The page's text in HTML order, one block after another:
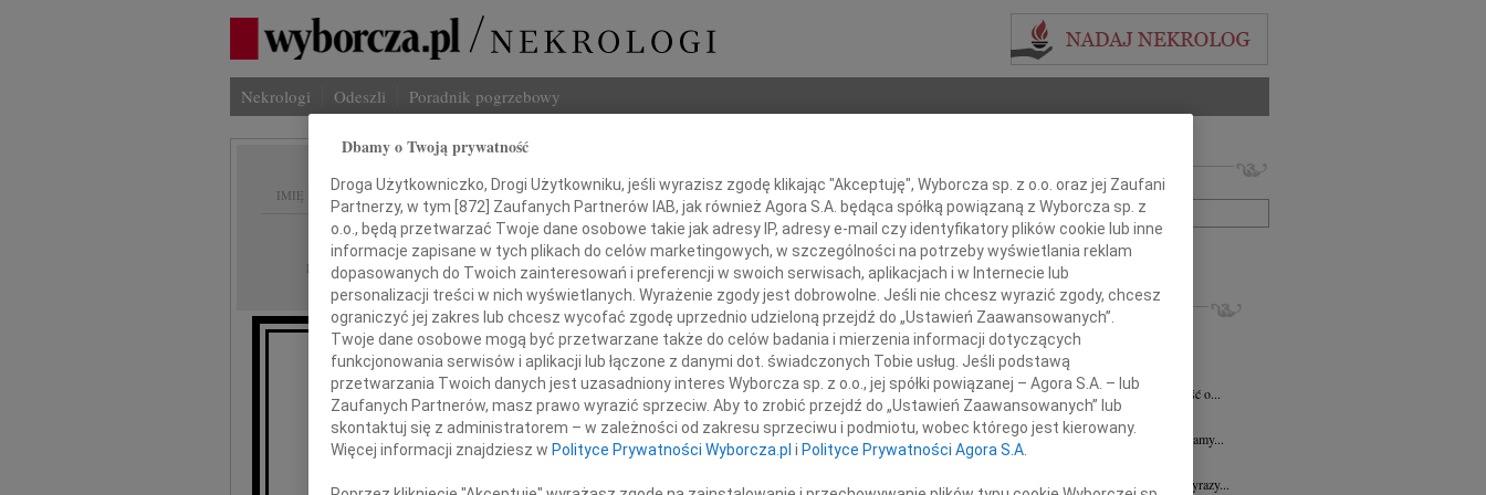
Nekrologi Odeszli Poradnik pogrzebowy
IMIĘ I NAZWISKO:
REGION: Płock
DATA EMISJI: 25.01.2012
Piotrowi Drządzewskiemu
z Rodziną
Imię i nazwisko lub numer ogłoszenia:
+ szukanie zaawansowane
INNE NEKROLOGI
16.07.2026Płock
Wyrazy głębokiego współczucia dla Pani...
Cezary Fijałkowski 03.07.2026
Z głębokim smutkiem przyjęliśmy wiadomość o...
29.06.2026
Płock
Naszej Koleżance Julicie Kalinowskiej składamy...
19.06.2026
Naszej Koleżance Wioletcie Czajkowskiej wyrazy...
Dbamy o Twoją prywatność
Droga Użytkowniczko, Drogi Użytkowniku, jeśli wyrazisz zgodę klikając "Akceptuję", Wyborcza sp. z o.o. oraz jej Zaufani
Partnerzy, w tym [872] Zaufanych Partnerów IAB, jak również Agora S.A. będąca spółką powiązaną z Wyborcza sp. z
o.o., będą przetwarzać Twoje dane osobowe takie jak adresy IP, adresy e-mail czy identyfikatory plików cookie lub inne
informacje zapisane w tych plikach do celów marketingowych, w szczególności na potrzeby wyświetlania reklam
dopasowanych do Twoich zainteresowań i preferencji w swoich serwisach, aplikacjach i w Internecie lub
personalizacji treści w nich wyświetlanych. Wyrażenie zgody jest dobrowolne. Jeśli nie chcesz wyrazić zgody, chcesz
ograniczyć jej zakres lub chcesz wycofać zgodę uprzednio udzieloną przejdź do „Ustawień Zaawansowanych”.
Twoje dane osobowe mogą być przetwarzane także do celów badania i mierzenia informacji dotyczących
funkcjonowania serwisów i aplikacji lub łączone z danymi dot. świadczonych Tobie usług. Jeśli podstawą
przetwarzania Twoich danych jest uzasadniony interes Wyborcza sp. z o.o., jej spółki powiązanej – Agora S.A. – lub
Zaufanych Partnerów, masz prawo wyrazić sprzeciw. Aby to zrobić przejdź do „Ustawień Zaawansowanych” lub
skontaktuj się z administratorem – w zależności od zakresu sprzeciwu i podmiotu, wobec którego jest kierowany.
Więcej informacji znajdziesz w Polityce Prywatności Wyborcza.pl i Polityce Prywatności Agora S.A.